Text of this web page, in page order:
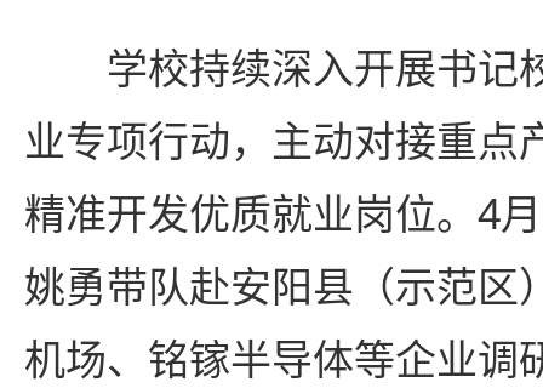
学校持续深入开展书记
业专项行动，主动对接重点
精准开发优质就业岗位。4
姚勇带队赴安阳县（示范区
机场、铭镓半导体等企业调